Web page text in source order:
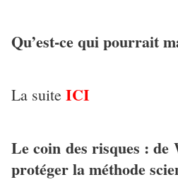
Qu’est-ce qui pourrait
La suite ICI
Le coin des risques : de
protéger la méthode